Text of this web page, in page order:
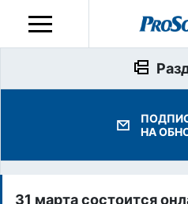
31 марта состоится
НА